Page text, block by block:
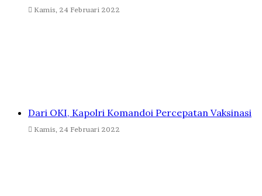
Kamis, 24 Februari 2022
Dari OKI, Kapolri Komandoi Percepatan Vaksinasi
Kamis, 24 Februari 2022